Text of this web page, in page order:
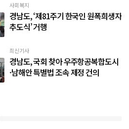
사회복지
경남도, ‘제81주기 한국인 원폭희생자
추도식’ 거행
최신기사
경남도, 국회 찾아 우주항공복합도시
·남해안 특별법 조속 제정 건의